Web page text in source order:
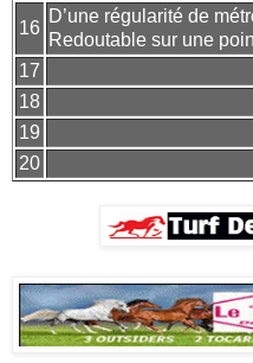
16
D’une régularité de
Redoutable sur une
17
18
19
20